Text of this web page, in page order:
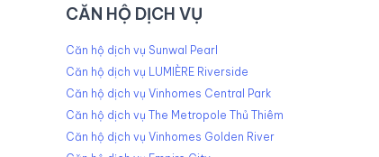
CĂN HỘ DỊCH VỤ
Căn hộ dịch vụ Sunwal Pearl
Căn hộ dịch vụ LUMIÈRE Riverside
Căn hộ dịch vụ Vinhomes Central Park
Căn hộ dịch vụ The Metropole Thủ Thiêm
Căn hộ dịch vụ Vinhomes Golden River